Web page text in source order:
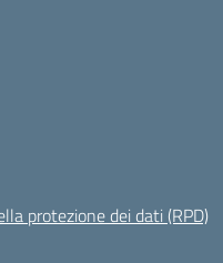
protezione dei dati (RPD)